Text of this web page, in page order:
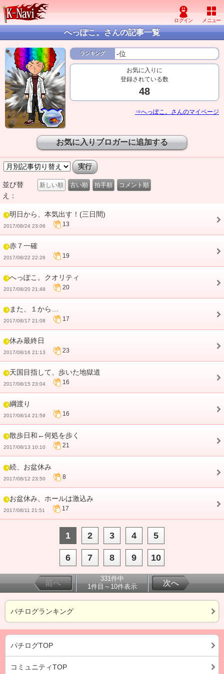
へっぽこ。さんの記事一覧
ランキング -位
お気に入りに
登録されている数
48
⇒へっぽこ。さんのマイページ
お気に入りブロガーに追加する
並び替
え：
新しい順 古い順 拍手順 コメント順
明日から、本気出す！(三日間)
2017/08/24 23:06 13
赤７一確
2017/08/22 22:26 19
へっぽこ。クオリティ
2017/08/20 21:48 20
また、１から…
2017/08/17 21:08 17
休み最終日
2017/08/16 21:13 23
天国目指して、歩いた地獄道
2017/08/15 23:04 16
綱渡り
2017/08/14 21:59 16
散歩日和←何処を歩く
2017/08/13 10:10 21
続、お盆休み
2017/08/12 23:50 8
お盆休み、ホールは激込み
2017/08/11 21:51 17
1 2 3 4 5
6 7 8 9 10
前へ
331件中
1件目～10件表示
次へ
パチログランキング
パチログTOP
コミュニティTOP